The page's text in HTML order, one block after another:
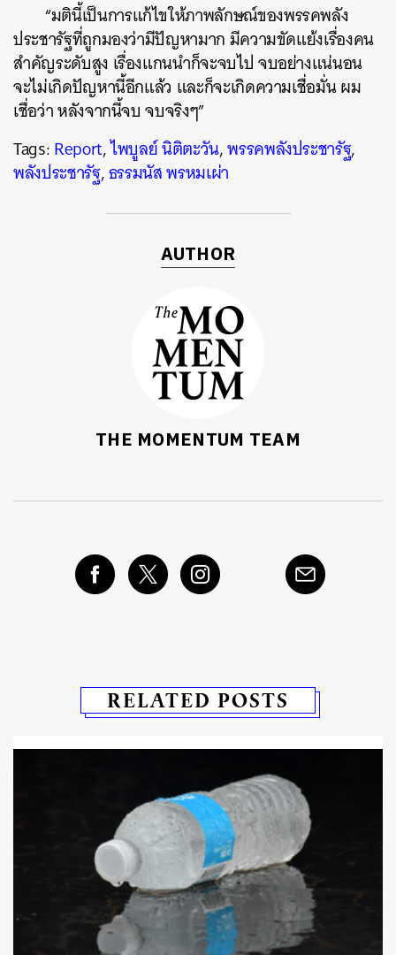
“มตินี้เป็นการแก้ไขให้ภาพลักษณ์ของพรรคพลัง
ประชารัฐที่ถูกมองว่ามีปัญหามาก มีความขัดแย้งเรื่องคน
สำคัญระดับสูง เรื่องแกนนำก็จะจบไป จบอย่างแน่นอน
จะไม่เกิดปัญหานี้อีกแล้ว และก็จะเกิดความเชื่อมั่น ผม
เชื่อว่า หลังจากนี้จบ จบจริงๆ”
Tags:Report,ไพบูลย์ นิติตะวัน,พรรคพลังประชารัฐ,
พลังประชารัฐ,ธรรมนัส พรหมเผ่า
AUTHOR
THE MOMENTUM TEAM
RELATED POSTS